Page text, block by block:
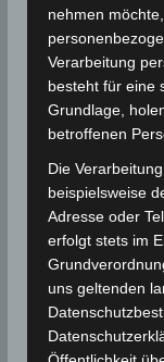
nehmen
Verarbeitung
besteht für eine
Grundlage,
betroffenen
Die
beispielsweise
Adresse oder
erfolgt stets im
uns geltenden